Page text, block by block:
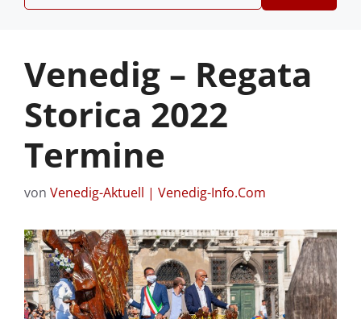
Venedig – Regata
Storica 2022
Termine
von Venedig-Aktuell | Venedig-Info.Com